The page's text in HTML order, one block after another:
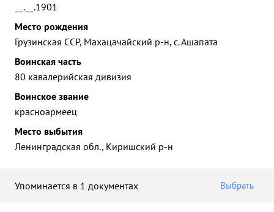
__.__.1901
Место рождения
Грузинская ССР, Махацачайский р-н, с. Ашапата
Воинская часть
80 кавалерийская дивизия
Воинское звание
красноармеец
Место выбытия
Ленинградская обл., Киришский р-н
Упоминается в 1 документах Выбрать